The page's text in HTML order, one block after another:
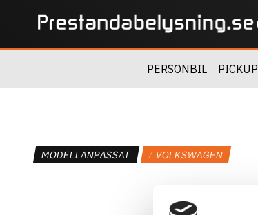
PERSONBIL PICKUP
MODELLANPASSAT VOLKSWAGEN